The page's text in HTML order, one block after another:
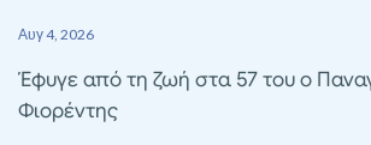
Αυγ 4, 2026
Έφυγε από τη ζωή στα 57 του ο
Φιορέντης